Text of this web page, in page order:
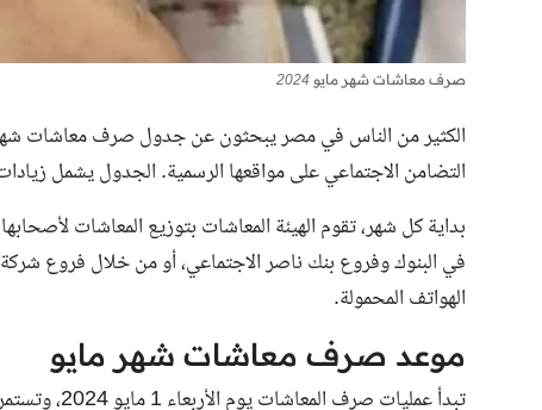
صرف معاشات شهر مايو 2024
التضامن الاجتماعي على مواقعها الرسمية. الجدول يشمل زيادات تبدأ من مارس 2024، وهذا يساعد
بداية كل شهر، تقوم الهيئة المعاشات بتوزيع المعاشات
في البنوك وفروع بنك ناصر الاجتماعي، أو من خلال فروع
الهواتف المحمولة.
موعد صرف معاشات شهر مايو